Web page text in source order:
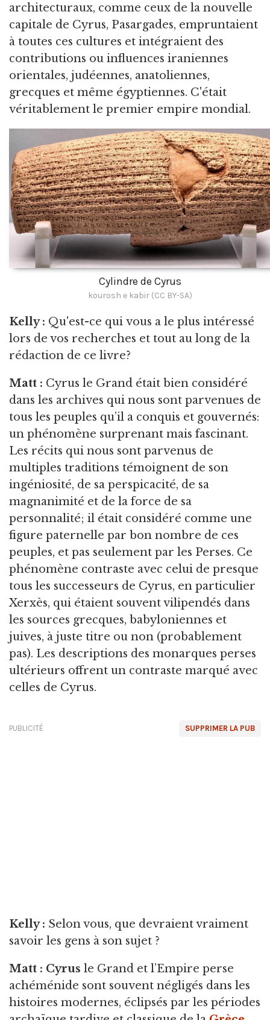
architecturaux, comme ceux de la nouvelle
capitale de Cyrus, Pasargades, empruntaient
à toutes ces cultures et intégraient des
contributions ou influences iraniennes
orientales, judéennes, anatoliennes,
grecques et même égyptiennes. C'était
véritablement le premier empire mondial.
Cylindre de Cyrus
kourosh e kabir (CC BY-SA)
Kelly : Qu'est-ce qui vous a le plus intéressé
lors de vos recherches et tout au long de la
rédaction de ce livre?
Matt : Cyrus le Grand était bien considéré
dans les archives qui nous sont parvenues de
tous les peuples qu’il a conquis et gouvernés:
un phénomène surprenant mais fascinant.
Les récits qui nous sont parvenus de
multiples traditions témoignent de son
ingéniosité, de sa perspicacité, de sa
magnanimité et de la force de sa
personnalité; il était considéré comme une
figure paternelle par bon nombre de ces
peuples, et pas seulement par les Perses. Ce
phénomène contraste avec celui de presque
tous les successeurs de Cyrus, en particulier
Xerxès, qui étaient souvent vilipendés dans
les sources grecques, babyloniennes et
juives, à juste titre ou non (probablement
pas). Les descriptions des monarques perses
ultérieurs offrent un contraste marqué avec
celles de Cyrus.
SUPPRIMER LA PUB
PUBLICITÉ
Kelly : Selon vous, que devraient vraiment
savoir les gens à son sujet ?
Matt : Cyrus le Grand et l’Empire perse
achéménide sont souvent négligés dans les
histoires modernes, éclipsés par les périodes